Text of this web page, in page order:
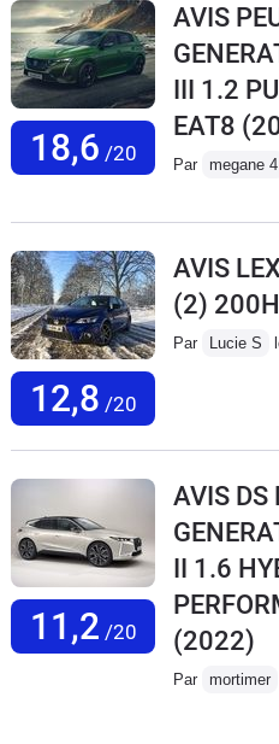
18,6 /20
AVIS
III 1.2
EAT8
Par megane 4
12,8 /20
AVIS
(2)
Par Lucie S
11,2 /20
AVIS DS
II 1.6
(2022)
Par mortimer